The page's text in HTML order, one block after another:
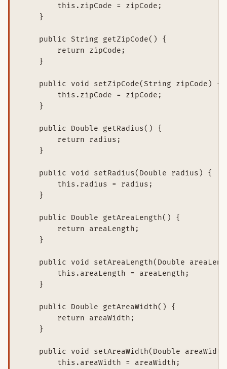
        this.zipCode = zipCode;
    }
    public String getZipCode() {
        return zipCode;
    }
    public void setZipCode(String zipCode) {
        this.zipCode = zipCode;
    }
    public Double getRadius() {
        return radius;
    }
    public void setRadius(Double radius) {
        this.radius = radius;
    }
    public Double getAreaLength() {
        return areaLength;
    }
public void setAreaLength(Double
        this.areaLength = areaLength;
    }
    public Double getAreaWidth() {
        return areaWidth;
    }
public void setAreaWidth(Double
        this.areaWidth = areaWidth;